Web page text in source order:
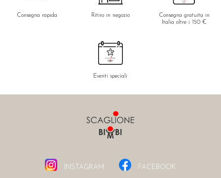
Consegna rapida Ritiro in negozio
Consegna gratuita in
Italia oltre i 150 €
Eventi speciali
INSTAGRAM FACEBOOK